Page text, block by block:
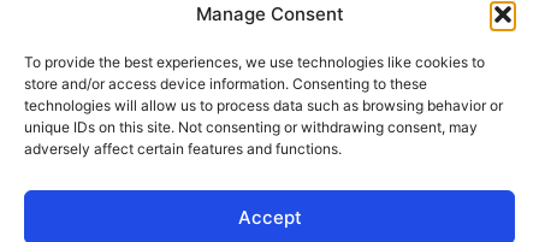
Manage Consent
To provide the best experiences, we use technologies like cookies to
store and/or access device information. Consenting to these
technologies will allow us to process data such as browsing behavior or
unique IDs on this site. Not consenting or withdrawing consent, may
adversely affect certain features and functions.
Accept
Over
Algemene voorwaarden
Cookie beleid
Ik wil adverteren